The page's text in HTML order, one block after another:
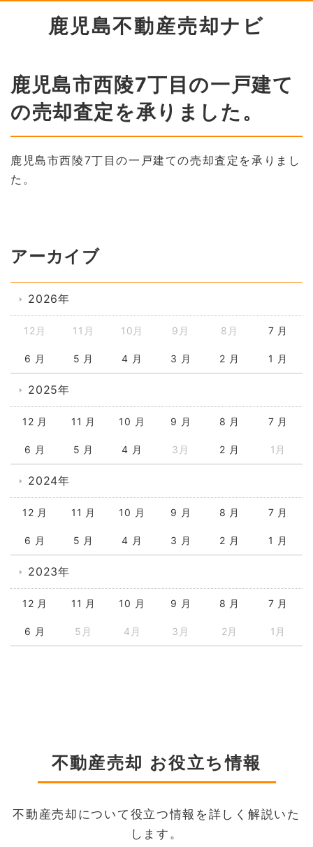
鹿児島不動産売却ナビ
鹿児島市西陵7丁目の一戸建て
の売却査定を承りました。
鹿児島市西陵7丁目の一戸建ての売却査定を承りまし
た。
アーカイブ
2026年
12月 11月 10月 9月 8月 7 月
6 月 5 月 4 月 3 月 2 月 1 月
2025年
12 月 11 月 10 月 9 月 8 月 7 月
6 月 5 月 4 月 3月 2 月 1月
2024年
12 月 11 月 10 月 9 月 8 月 7 月
6 月 5 月 4 月 3 月 2 月 1 月
2023年
12 月 11 月 10 月 9 月 8 月 7 月
6 月 5月 4月 3月 2月 1月
不動産売却 お役立ち情報
不動産売却について役立つ情報を詳しく解説いた
します。